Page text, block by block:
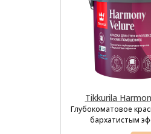
Tikkurila
Глубокоматовое
бархатистым